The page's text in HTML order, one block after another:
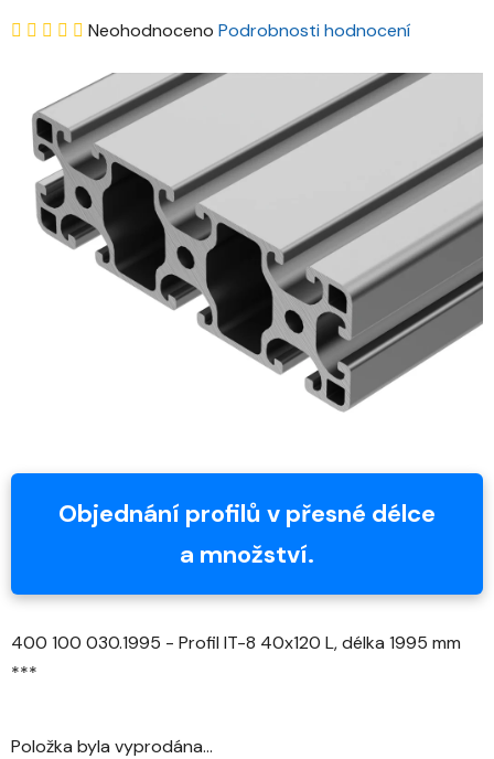
Objednání profilů v přesné délce
a množství.
400 100 030.1995 - Profil IT-8 40x120 L, délka 1995 mm
***
Položka byla vyprodána…
Průměrné
produktu
je
0,0
z
5
hvězdiček.
Neohodnoceno Podrobnosti hodnocení